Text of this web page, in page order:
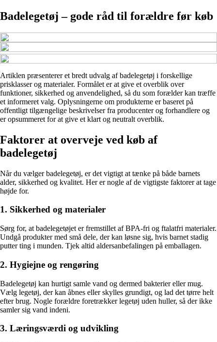
Badelegetøj – gode råd til forældre før køb
Artiklen præsenterer et bredt udvalg af badelegetøj i forskellige
prisklasser og materialer. Formålet er at give et overblik over
funktioner, sikkerhed og anvendelighed, så du som forælder kan træffe
et informeret valg. Oplysningerne om produkterne er baseret på
offentligt tilgængelige beskrivelser fra producenter og forhandlere og
er opsummeret for at give et klart og neutralt overblik.
Faktorer at overveje ved køb af
badelegetøj
Når du vælger badelegetøj, er det vigtigt at tænke på både barnets
alder, sikkerhed og kvalitet. Her er nogle af de vigtigste faktorer at tage
højde for.
1. Sikkerhed og materialer
Sørg for, at badelegetøjet er fremstillet af BPA-fri og ftalatfri materialer.
Undgå produkter med små dele, der kan løsne sig, hvis barnet stadig
putter ting i munden. Tjek altid aldersanbefalingen på emballagen.
2. Hygiejne og rengøring
Badelegetøj kan hurtigt samle vand og dermed bakterier eller mug.
Vælg legetøj, der kan åbnes eller skylles grundigt, og lad det tørre helt
efter brug. Nogle forældre foretrækker legetøj uden huller, så der ikke
samler sig vand indeni.
3. Læringsværdi og udvikling